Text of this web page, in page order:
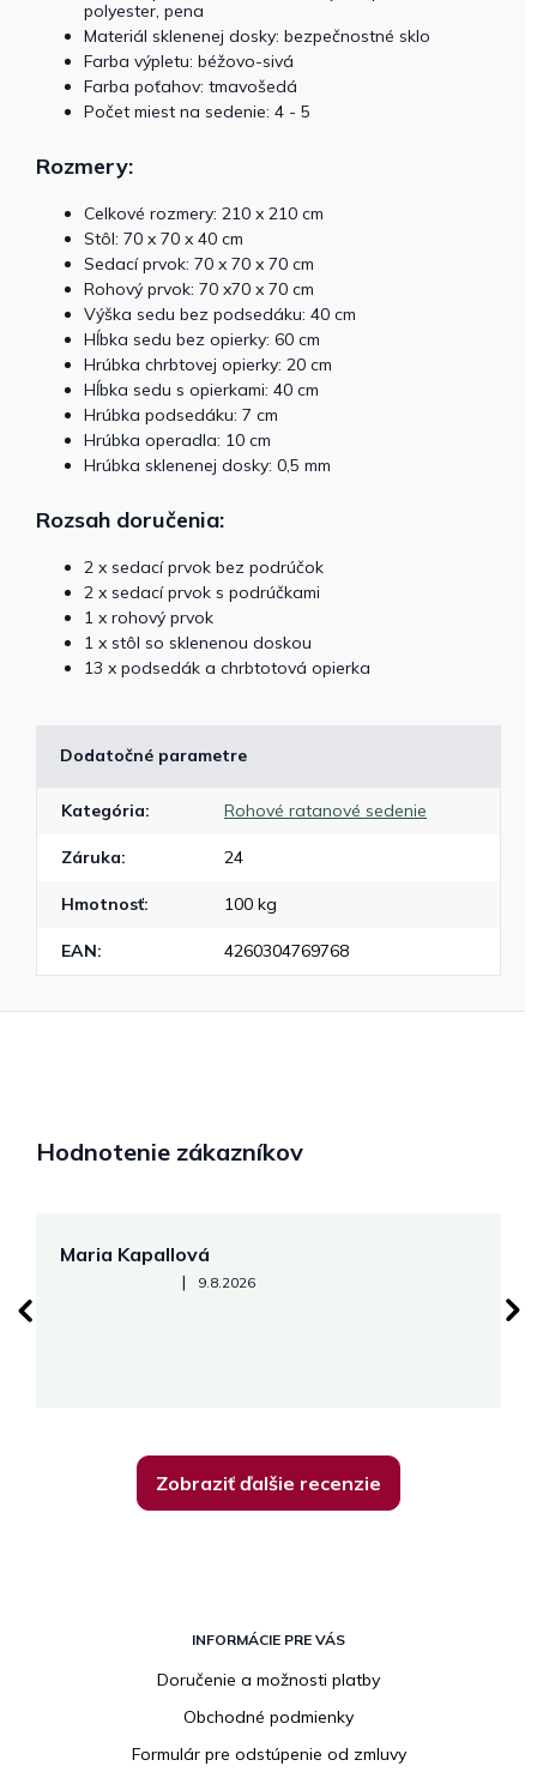
polyester, pena
Materiál sklenenej dosky: bezpečnostné sklo
Farba výpletu: béžovo-sivá
Farba poťahov: tmavošedá
Počet miest na sedenie: 4 - 5
Rozmery:
Celkové rozmery: 210 x 210 cm
Stôl: 70 x 70 x 40 cm
Sedací prvok: 70 x 70 x 70 cm
Rohový prvok: 70 x70 x 70 cm
Výška sedu bez podsedáku: 40 cm
Hĺbka sedu bez opierky: 60 cm
Hrúbka chrbtovej opierky: 20 cm
Hĺbka sedu s opierkami: 40 cm
Hrúbka podsedáku: 7 cm
Hrúbka operadla: 10 cm
Hrúbka sklenenej dosky: 0,5 mm
Rozsah doručenia:
2 x sedací prvok bez podrúčok
2 x sedací prvok s podrúčkami
1 x rohový prvok
1 x stôl so sklenenou doskou
13 x podsedák a chrbtotová opierka
Dodatočné parametre
Kategória: Rohové ratanové sedenie
Záruka: 24
Hmotnosť: 100 kg
EAN: 4260304769768
Hodnotenie zákazníkov
Maria Kapallová
Hodnotenie obchodu je 5 z 5 hviezdičiek.
| 9.8.2026
Zobraziť ďalšie recenzie
INFORMÁCIE PRE VÁS
Doručenie a možnosti platby
Obchodné podmienky
Formulár pre odstúpenie od zmluvy